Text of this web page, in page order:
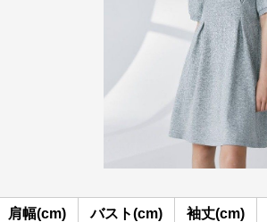
肩幅(cm) バスト(cm) 袖丈(cm)